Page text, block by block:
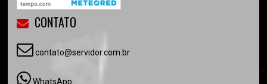
CONTATO
contato@servidor.com.br
WhatsApp